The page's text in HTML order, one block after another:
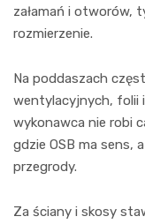
załamań i otworów,
rozmierzenie.
Na poddaszach
wentylacyjnych, folii
wykonawca nie robi
gdzie OSB ma sens,
przegrody.
Za ściany i skosy